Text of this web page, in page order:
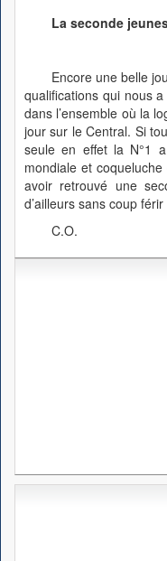
La seconde
Encore une belle
qualifications qui nous
dans l’ensemble où la
jour sur le Central. Si
seule en effet la N°1
mondiale et
avoir retrouvé une
d’ailleurs sans coup
C.O.